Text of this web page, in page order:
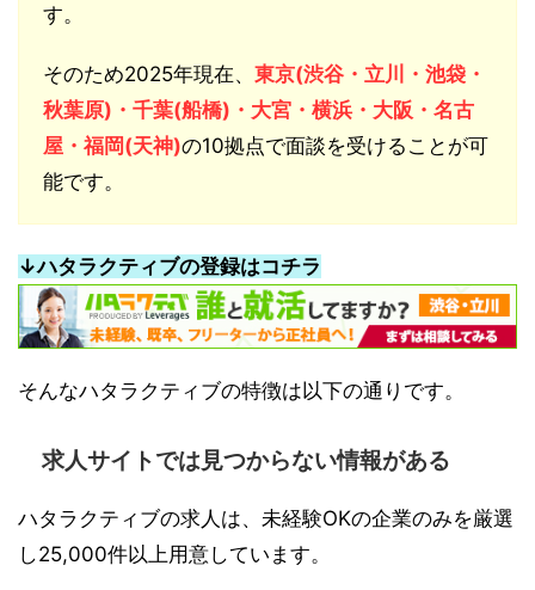
す。
そのため2025年現在、 東京(渋谷・立川・池袋・
秋葉原)・千葉(船橋)・大宮・横浜・大阪・名古
屋・福岡(天神)の10拠点で面談を受けることが可
能です。
↓ハタラクティブの登録はコチラ
そんなハタラクティブの特徴は以下の通りです。
求人サイトでは見つからない情報がある
ハタラクティブの求人は、未経験OKの企業のみを厳選
し25,000件以上用意しています。